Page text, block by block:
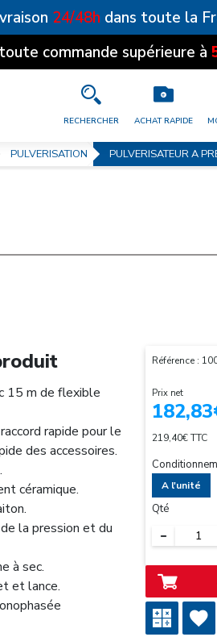
24/48h dans toute la
commande supérieure à
RECHERCHER ACHAT RAPIDE
PULVERISATION PULVERISATEUR A
15 m de flexible
rapide pour le
des accessoires.
céramique.
la pression et du
à sec.
et lance.
Référence :
Prix net
182,83
219,40€ TTC
A l'unité
Qté